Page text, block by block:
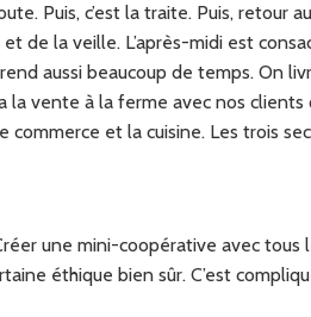
Puis, c’est la traite. Puis, retour au
de la veille. L’après-midi est
aussi beaucoup de temps. On
la vente à la ferme avec nos clients
commerce et la cuisine. Les trois
une mini-coopérative avec tous
éthique bien sûr. C’est